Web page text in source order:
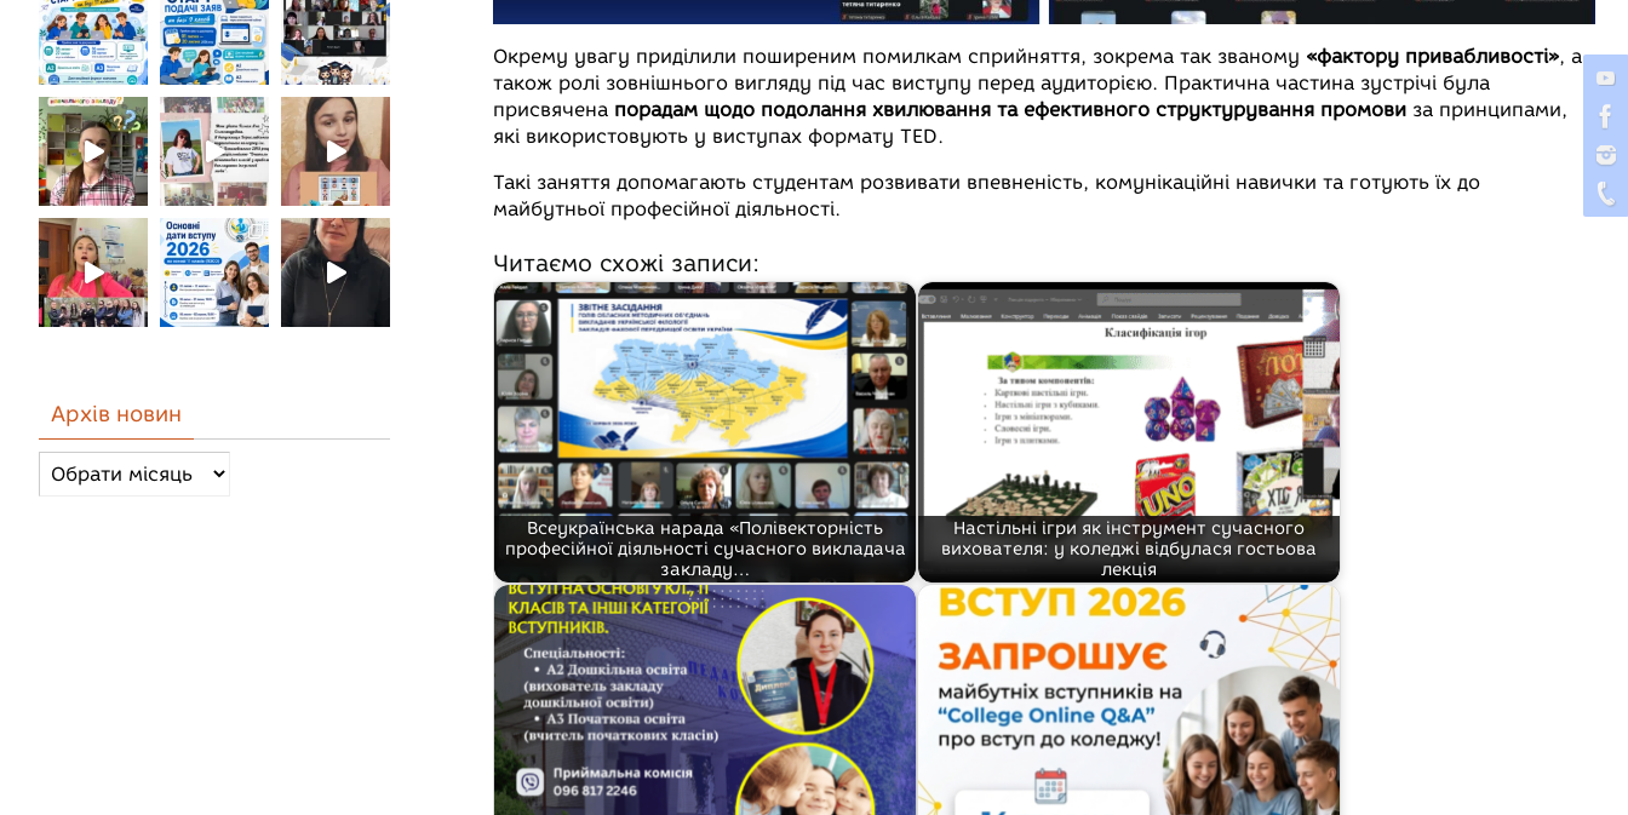
Окрему увагу приділили поширеним помилкам сприйняття, зокрема так званому «фактору привабливості», а
також ролі зовнішнього вигляду під час виступу перед аудиторією. Практична частина зустрічі була
присвячена порадам щодо подолання хвилювання та ефективного структурування промови за принципами,
які використовують у виступах формату TED.
Такі заняття допомагають студентам розвивати впевненість, комунікаційні навички та готують їх до
майбутньої професійної діяльності.
Читаємо схожі записи:
Всеукраїнська нарада «Полівекторність
професійної діяльності сучасного викладача
закладу…
Настільні ігри як інструмент сучасного
вихователя: у коледжі відбулася гостьова
лекція
Архів новин
Архів
новин